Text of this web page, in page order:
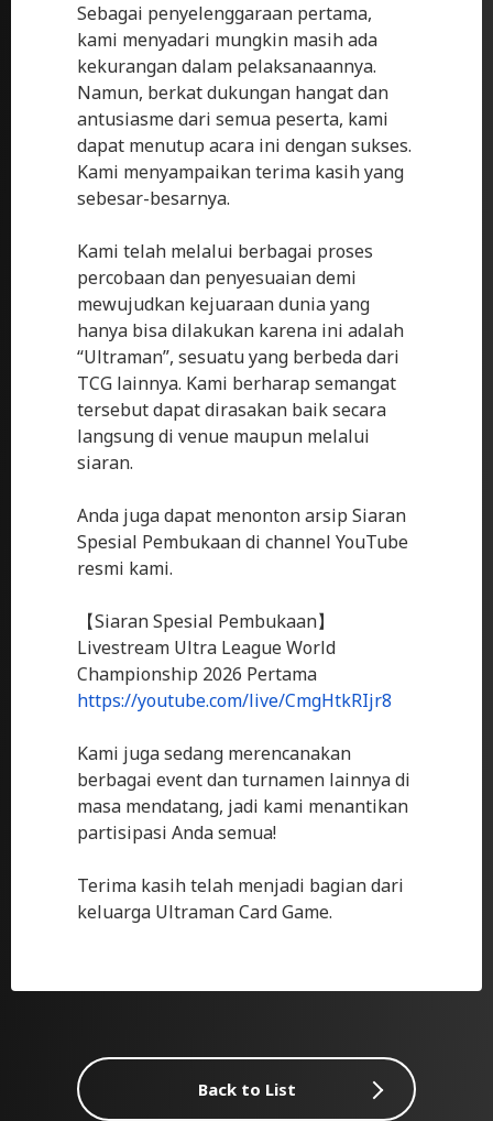
Sebagai penyelenggaraan pertama,
kami menyadari mungkin masih ada
kekurangan dalam pelaksanaannya.
Namun, berkat dukungan hangat dan
antusiasme dari semua peserta, kami
dapat menutup acara ini dengan sukses.
Kami menyampaikan terima kasih yang
sebesar-besarnya.
Kami telah melalui berbagai proses
percobaan dan penyesuaian demi
mewujudkan kejuaraan dunia yang
hanya bisa dilakukan karena ini adalah
“Ultraman”, sesuatu yang berbeda dari
TCG lainnya. Kami berharap semangat
tersebut dapat dirasakan baik secara
langsung di venue maupun melalui
siaran.
Anda juga dapat menonton arsip Siaran
Spesial Pembukaan di channel YouTube
resmi kami.
【Siaran Spesial Pembukaan】
Livestream Ultra League World
Championship 2026 Pertama
https://youtube.com/live/CmgHtkRIjr8
Kami juga sedang merencanakan
berbagai event dan turnamen lainnya di
masa mendatang, jadi kami menantikan
partisipasi Anda semua!
Terima kasih telah menjadi bagian dari
keluarga Ultraman Card Game.
Back to List